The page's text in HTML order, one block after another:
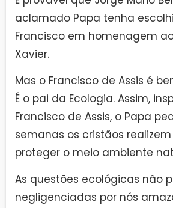
aclamado Papa tenha
Francisco em homenagem
Xavier.
Mas o Francisco de Assis é
É o pai da Ecologia. Assim,
Francisco de Assis, o Papa
semanas os cristãos
proteger o meio ambiente
As questões ecológicas não
negligenciadas por nós